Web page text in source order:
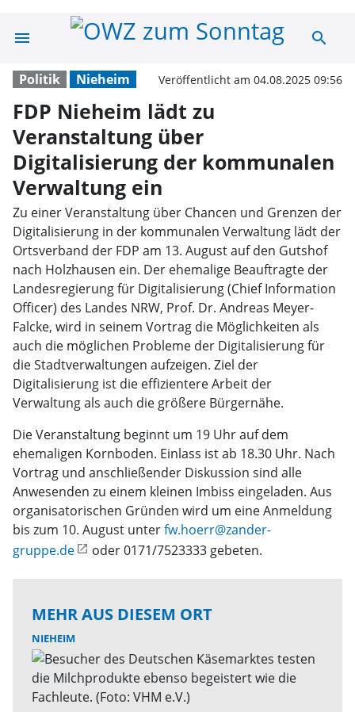
menu FDP Nieheim
search
Politik Nieheim Veröffentlicht am 04.08.2025 09:56
FDP Nieheim lädt zu
Veranstaltung über
Digitalisierung der kommunalen
Verwaltung ein
Zu einer Veranstaltung über Chancen und Grenzen der
Digitalisierung in der kommunalen Verwaltung lädt der
Ortsverband der FDP am 13. August auf den Gutshof
nach Holzhausen ein. Der ehemalige Beauftragte der
Landesregierung für Digitalisierung (Chief Information
Officer) des Landes NRW, Prof. Dr. Andreas Meyer-
Falcke, wird in seinem Vortrag die Möglichkeiten als
auch die möglichen Probleme der Digitalisierung für
die Stadtverwaltungen aufzeigen. Ziel der
Digitalisierung ist die effizientere Arbeit der
Verwaltung als auch die größere Bürgernähe.
Die Veranstaltung beginnt um 19 Uhr auf dem
ehemaligen Kornboden. Einlass ist ab 18.30 Uhr. Nach
Vortrag und anschließender Diskussion sind alle
Anwesenden zu einem kleinen Imbiss eingeladen. Aus
organisatorischen Gründen wird um eine Anmeldung
bis zum 10. August unterfw.hoerr@zander-
gruppe.de
oder 0171/7523333 gebeten.
MEHR AUS DIESEM ORT
NIEHEIM